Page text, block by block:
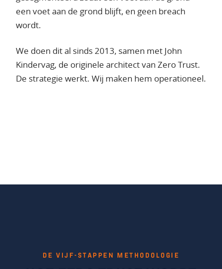
een voet aan de grond blijft, en geen breach
wordt.
We doen dit al sinds 2013, samen met John
Kindervag, de originele architect van Zero Trust.
De strategie werkt. Wij maken hem operationeel.
DE VIJF-STAPPEN METHODOLOGIE